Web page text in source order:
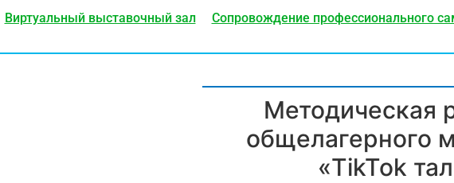
Виртуальный выставочный зал Сопровождение профессионального
Методическая
общелагерного
«TikTok